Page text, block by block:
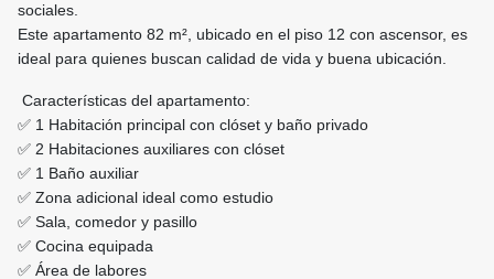
sociales.
Este apartamento 82 m², ubicado en el piso 12 con ascensor, es
ideal para quienes buscan calidad de vida y buena ubicación.
Características del apartamento:
✅ 1 Habitación principal con clóset y baño privado
✅ 2 Habitaciones auxiliares con clóset
✅ 1 Baño auxiliar
✅ Zona adicional ideal como estudio
✅ Sala, comedor y pasillo
✅ Cocina equipada
✅ Área de labores